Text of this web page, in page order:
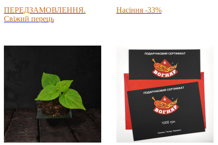
ПЕРЕДЗАМОВЛЕННЯ.
Свіжий перець
Насіння -33%